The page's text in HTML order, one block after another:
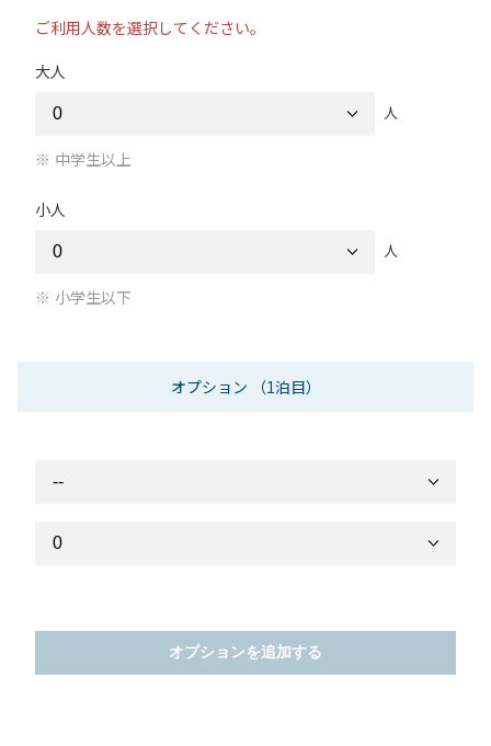
ご利用人数を選択してください。
大人
人
中学生以上
小人
人
小学生以下
オプション （1泊目）
オプションを追加する